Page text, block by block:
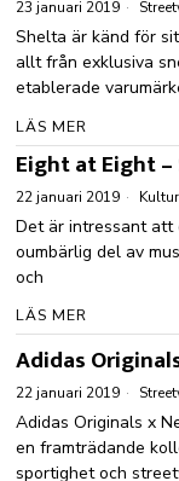
23 januari 2019
Shelta är känd för
allt från exklusiva
etablerade
LÄS MER
Eight at Eight
22 januari 2019 Kultur
Det är intressant att
oumbärlig del av
och
LÄS MER
Adidas
22 januari 2019
Adidas Originals x
en framträdande
sportighet och